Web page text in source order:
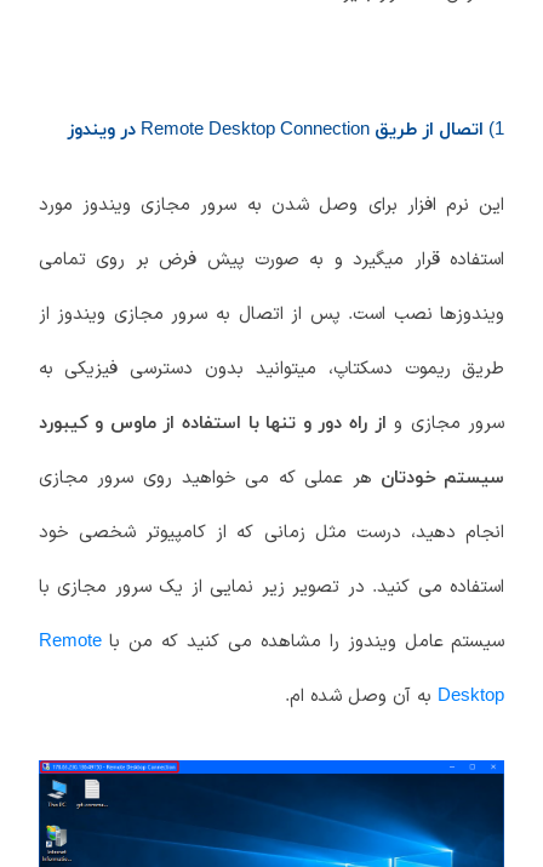
1) اتصال از طریق Remote Desktop Connection در ویندوز
این نرم افزار برای وصل شدن به سرور مجازی ویندوز مورد
استفاده قرار میگیرد و به صورت پیش فرض بر روی تمامی
ویندوزها نصب است. پس از اتصال به سرور مجازی ویندوز از
طریق ریموت دسکتاپ، میتوانید بدون دسترسی فیزیکی به
سرور مجازی و از راه دور و تنها با استفاده از ماوس و کیبورد
سیستم خودتان هر عملی که می خواهید روی سرور مجازی
انجام دهید، درست مثل زمانی که از کامپیوتر شخصی خود
استفاده می کنید. در تصویر زیر نمایی از یک سرور مجازی با
سیستم عامل ویندوز را مشاهده می کنید که من با Remote
Desktopبه آن وصل شده ام.